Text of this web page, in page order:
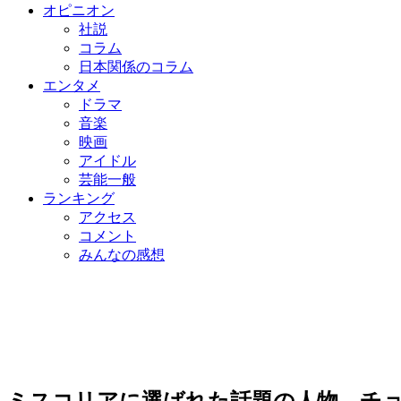
オピニオン
社説
コラム
日本関係のコラム
エンタメ
ドラマ
音楽
映画
アイドル
芸能一般
ランキング
アクセス
コメント
みんなの感想